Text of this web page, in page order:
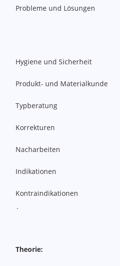
Probleme und Lösungen
Hygiene und Sicherheit
Produkt- und Materialkunde
Typberatung
Korrekturen
Nacharbeiten
Indikationen
Kontraindikationen
´
Theorie: